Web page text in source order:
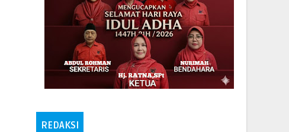
REDAKSI